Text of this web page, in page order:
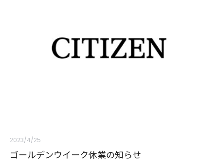
2023/4/25
ゴールデンウイーク休業の知らせ